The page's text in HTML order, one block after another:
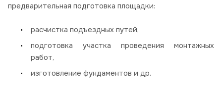
предварительная подготовка площадки:
расчистка подъездных путей,
подготовка участка проведения монтажных
работ,
изготовление фундаментов и др.